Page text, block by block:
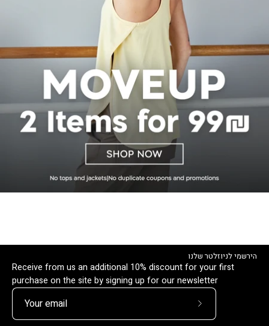
הירשמי לניוזלטר שלנו
Receive from us an additional 10% discount for your first
purchase on the site by signing up for our newsletter
Subscribe